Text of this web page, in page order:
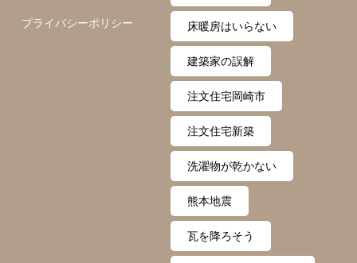
プライバシーポリシー 床暖房はいらない
建築家の誤解
注文住宅岡崎市
注文住宅新築
洗濯物が乾かない
熊本地震
瓦を降ろそう